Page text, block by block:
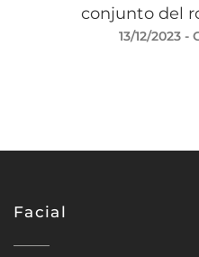
conjunto del
13/12/2023 -
Facial